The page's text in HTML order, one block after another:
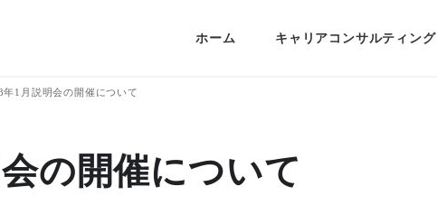
ホーム キャリアコンサルティング
年1月説明会の開催について
の開催について